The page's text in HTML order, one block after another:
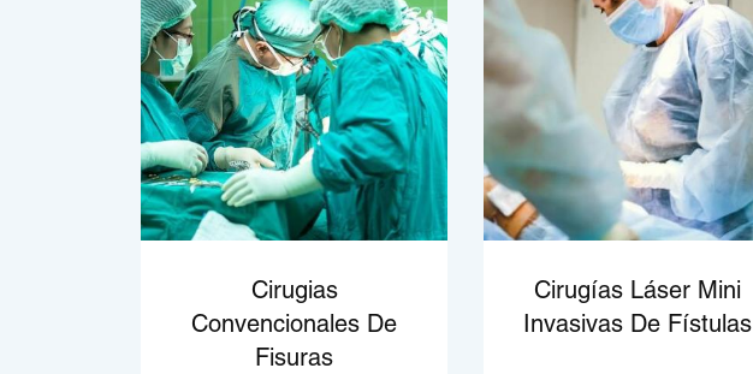
Cirugias
Convencionales De
Fisuras
Cirugías Láser Mini
Invasivas De Fístulas